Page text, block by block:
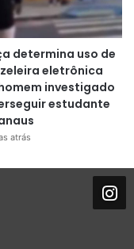
determina uso de
eletrônica
investigado
estudante
atrás